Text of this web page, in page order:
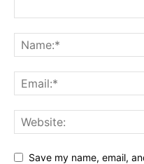
Save my name, email,